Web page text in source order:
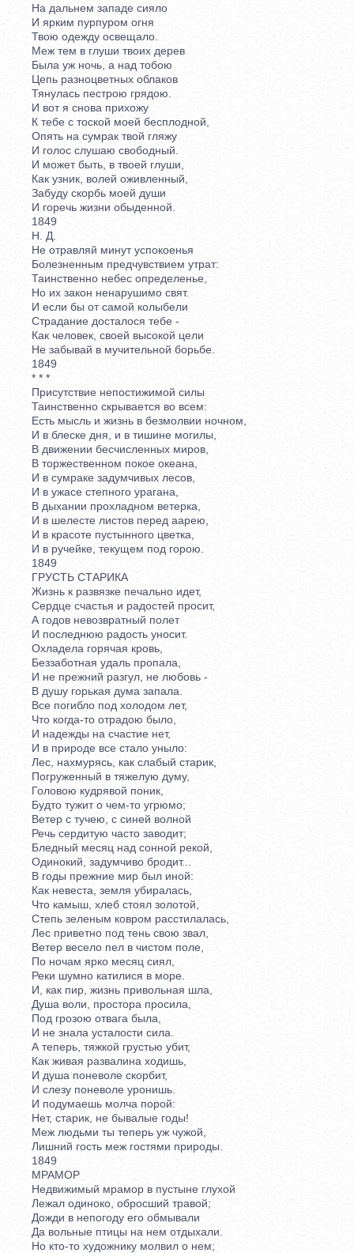
На дальнем западе сияло
И ярким пурпуром огня
Твою одежду освещало.
Меж тем в глуши твоих дерев
Была уж ночь, а над тобою
Цепь разноцветных облаков
Тянулась пестрою грядою.
И вот я снова прихожу
К тебе с тоской моей бесплодной,
Опять на сумрак твой гляжу
И голос слушаю свободный.
И может быть, в твоей глуши,
Как узник, волей оживленный,
Забуду скорбь моей души
И горечь жизни обыденной.
1849
Н. Д.
Не отравляй минут успокоенья
Болезненным предчувствием утрат:
Таинственно небес определенье,
Но их закон ненарушимо свят.
И если бы от самой колыбели
Страдание досталося тебе -
Как человек, своей высокой цели
Не забывай в мучительной борьбе.
1849
* * *
Присутствие непостижимой силы
Таинственно скрывается во всем:
Есть мысль и жизнь в безмолвии ночном,
И в блеске дня, и в тишине могилы,
В движении бесчисленных миров,
В торжественном покое океана,
И в сумраке задумчивых лесов,
И в ужасе степного урагана,
В дыхании прохладном ветерка,
И в шелесте листов перед аарею,
И в красоте пустынного цветка,
И в ручейке, текущем под горою.
1849
ГРУСТЬ СТАРИКА
Жизнь к развязке печально идет,
Сердце счастья и радостей просит,
А годов невозвратный полет
И последнюю радость уносит.
Охладела горячая кровь,
Беззаботная удаль пропала,
И не прежний разгул, не любовь -
В душу горькая дума запала.
Все погибло под холодом лет,
Что когда-то отрадою было,
И надежды на счастие нет,
И в природе все стало уныло:
Лес, нахмурясь, как слабый старик,
Погруженный в тяжелую думу,
Головою кудрявой поник,
Будто тужит о чем-то угрюмо;
Ветер с тучею, с синей волной
Речь сердитую часто заводит;
Бледный месяц над сонной рекой,
Одинокий, задумчиво бродит...
В годы прежние мир был иной:
Как невеста, земля убиралась,
Что камыш, хлеб стоял золотой,
Степь зеленым ковром расстилалась,
Лес приветно под тень свою звал,
Ветер весело пел в чистом поле,
По ночам ярко месяц сиял,
Реки шумно катилися в море.
И, как пир, жизнь привольная шла,
Душа воли, простора просила,
Под грозою отвага была,
И не знала усталости сила.
А теперь, тяжкой грустью убит,
Как живая развалина ходишь,
И душа поневоле скорбит,
И слезу поневоле уронишь.
И подумаешь молча порой:
Нет, старик, не бывалые годы!
Меж людьми ты теперь уж чужой,
Лишний гость меж гостями природы.
1849
МРАМОР
Недвижимый мрамор в пустыне глухой
Лежал одиноко, обросший травой;
Дожди в непогоду его обмывали
Да вольные птицы на нем отдыхали.
Но кто-то художнику молвил о нем;